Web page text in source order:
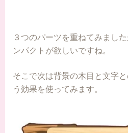
３つのパーツを重ねてみまし
ンパクトが欲しいですね。
そこで次は背景の木目と文字
う効果を使ってみます。